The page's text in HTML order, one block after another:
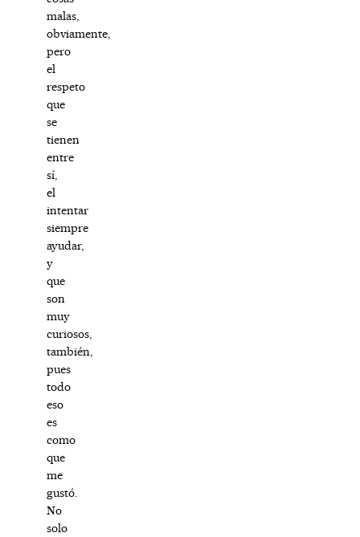
malas,
obviamente,
pero
el
respeto
que
se
tienen
entre
sí,
el
intentar
siempre
ayudar,
y
que
son
muy
curiosos,
también,
pues
todo
eso
es
como
que
me
gustó.
No
solo